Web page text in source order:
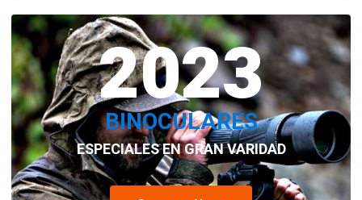
original
era:
$599.000.
actual
es:
$360.000.
original
era:
$160.000.
actual
es:
2023
BINOCULARES
ESPECIALES EN GRAN VARIDAD